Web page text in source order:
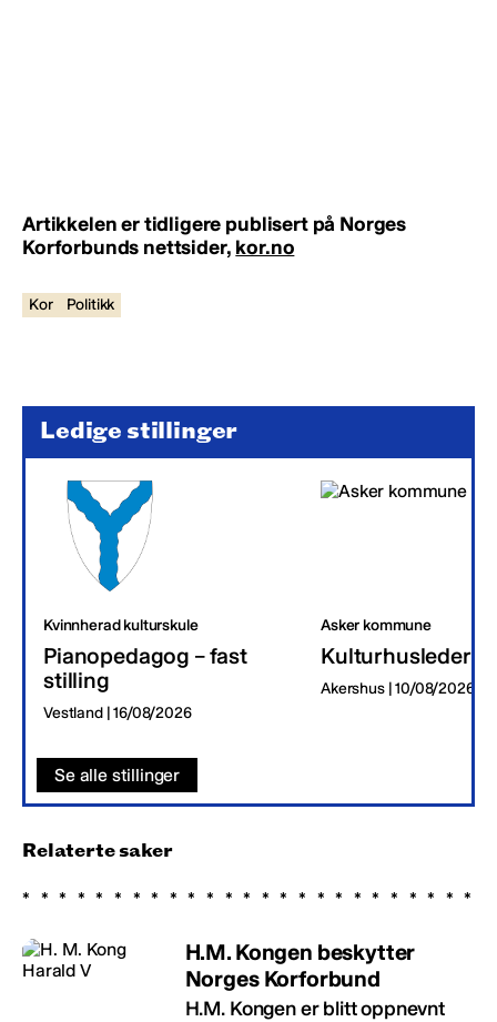
Artikkelen er tidligere publisert på Norges
Korforbunds nettsider, kor.no
Kor Politikk
Ledige stillinger
Kvinnherad kulturskule
Pianopedagog – fast
stilling
Vestland | 16/08/2026
Asker kommune
Kulturhusleder
Akershus | 10/08/2026
Se alle stillinger
Relaterte saker
H.M. Kongen beskytter
Norges Korforbund
H.M. Kongen er blitt oppnevnt